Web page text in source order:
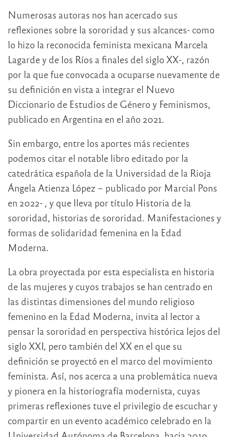
Numerosas autoras nos han acercado sus
reflexiones sobre la sororidad y sus alcances- como
lo hizo la reconocida feminista mexicana Marcela
Lagarde y de los Ríos a finales del siglo XX-, razón
por la que fue convocada a ocuparse nuevamente de
su definición en vista a integrar el Nuevo
Diccionario de Estudios de Género y Feminismos,
publicado en Argentina en el año 2021.
Sin embargo, entre los aportes más recientes
podemos citar el notable libro editado por la
catedrática española de la Universidad de la Rioja
Ángela Atienza López – publicado por Marcial Pons
en 2022- , y que lleva por título Historia de la
sororidad, historias de sororidad. Manifestaciones y
formas de solidaridad femenina en la Edad
Moderna.
La obra proyectada por esta especialista en historia
de las mujeres y cuyos trabajos se han centrado en
las distintas dimensiones del mundo religioso
femenino en la Edad Moderna, invita al lector a
pensar la sororidad en perspectiva histórica lejos del
siglo XXI, pero también del XX en el que su
definición se proyectó en el marco del movimiento
feminista. Así, nos acerca a una problemática nueva
y pionera en la historiografía modernista, cuyas
primeras reflexiones tuve el privilegio de escuchar y
compartir en un evento académico celebrado en la